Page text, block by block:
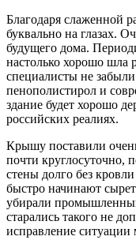
Благодаря слаженной
буквально на глазах.
будущего дома.
настолько хорошо шла
специалисты не
пенополистирол и
здание будет хорошо
российских реалиях.
Крышу поставили
почти круглосуточно,
стены долго без
быстро начинают
убирали
старались такого не
исправление